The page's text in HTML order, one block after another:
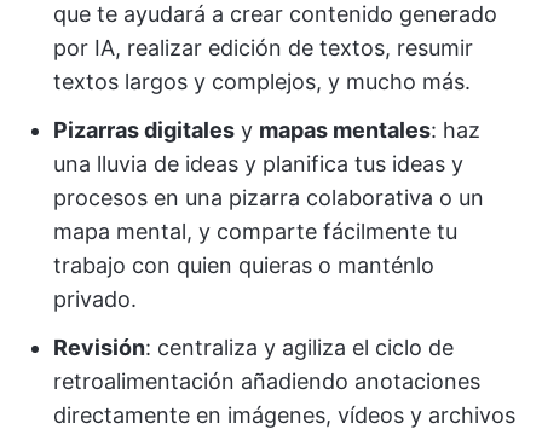
que te ayudará a crear contenido generado
por IA, realizar edición de textos, resumir
textos largos y complejos, y mucho más.
Pizarras digitales y mapas mentales: haz
una lluvia de ideas y planifica tus ideas y
procesos en una pizarra colaborativa o un
mapa mental, y comparte fácilmente tu
trabajo con quien quieras o manténlo
privado.
Revisión: centraliza y agiliza el ciclo de
retroalimentación añadiendo anotaciones
directamente en imágenes, vídeos y archivos